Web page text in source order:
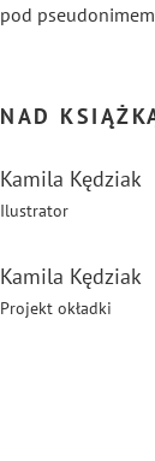
pod
pod tytułem
do serca”.
Pod koniec 2022
„Fraszki, bajki i
a w 2023 r.
NAD
Kamila Kędziak
Ilustrator
Kamila Kędziak
Projekt okładki